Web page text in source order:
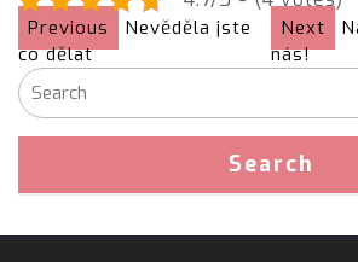
Previous
Nevěděla jste
co dělat
Next
nás!